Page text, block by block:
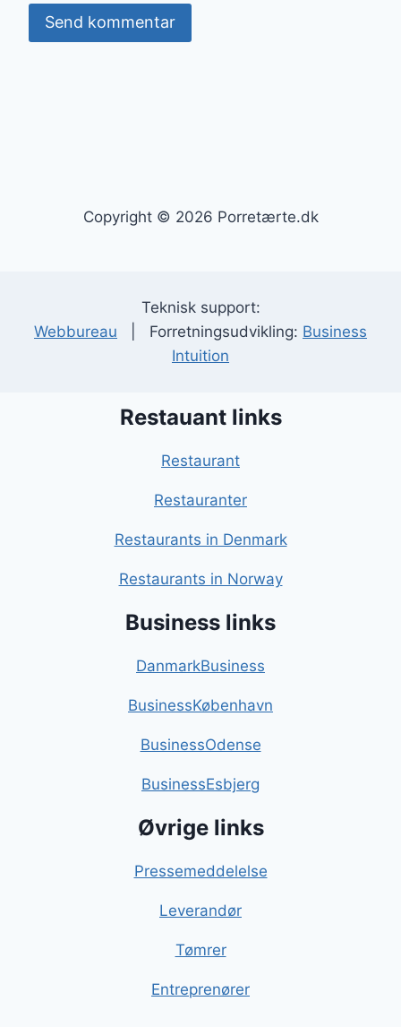
Copyright © 2026 Porretærte.dk
Teknisk support:
Webbureau | Forretningsudvikling: Business
Intuition
Restauant links
Restaurant
Restauranter
Restaurants in Denmark
Restaurants in Norway
Business links
DanmarkBusiness
BusinessKøbenhavn
BusinessOdense
BusinessEsbjerg
Øvrige links
Pressemeddelelse
Leverandør
Tømrer
Entreprenører